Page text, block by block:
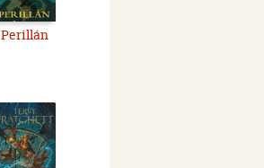
Perillán